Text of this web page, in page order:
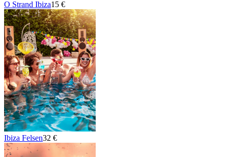
O Strand Ibiza15 €
Ibiza Felsen32 €